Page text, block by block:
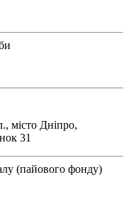
місто Дніпро,
31
(пайового фонду)